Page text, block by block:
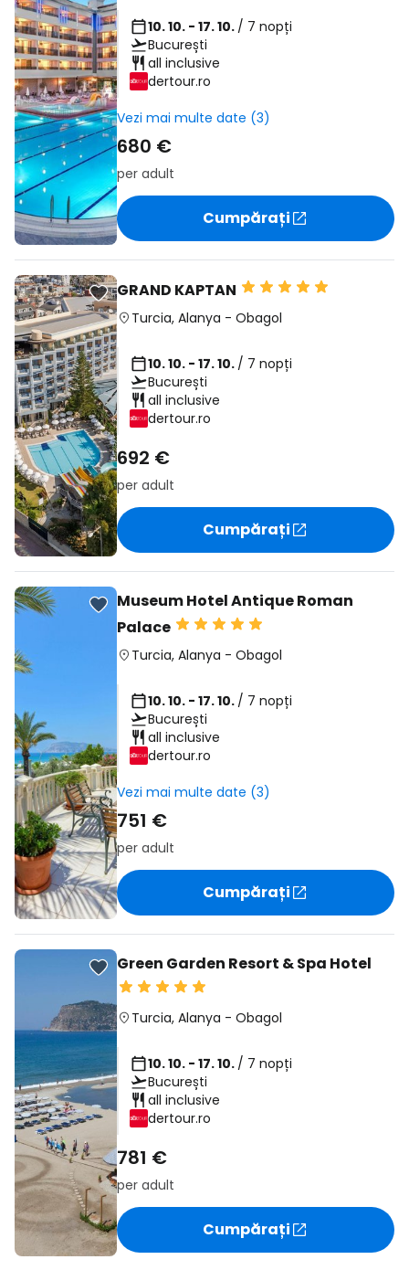
10. 10. - 17. 10. / 7 nopți
București
all inclusive
dertour.ro
Vezi mai multe date (3)
680 €
per adult
Cumpărați
GRAND KAPTAN
Turcia, Alanya - Obagol
10. 10. - 17. 10. / 7 nopți
București
all inclusive
dertour.ro
692 €
per adult
Cumpărați
Museum Hotel Antique Roman
Palace
Turcia, Alanya - Obagol
10. 10. - 17. 10. / 7 nopți
București
all inclusive
dertour.ro
Vezi mai multe date (3)
751 €
per adult
Cumpărați
Green Garden Resort & Spa Hotel
Turcia, Alanya - Obagol
10. 10. - 17. 10. / 7 nopți
București
all inclusive
dertour.ro
781 €
per adult
Cumpărați